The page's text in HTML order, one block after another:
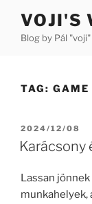
content
VOJI'S
Blog by Pál
TAG: GAME
POSTED
ON
2024/12/08
Karácsony
Lassan
munkahelyek,